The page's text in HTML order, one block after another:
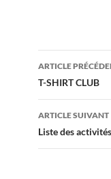
des
articles
ARTICLE
T-SHIRT CLUB
ARTICLE SUIVANT
Liste des